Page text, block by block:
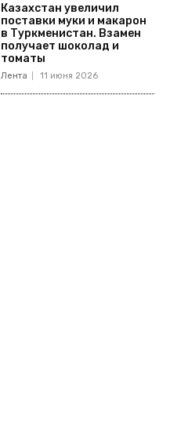
Казахстан увеличил
поставки муки и макарон
в Туркменистан. Взамен
получает шоколад и
томаты
Лента 11 июня 2026